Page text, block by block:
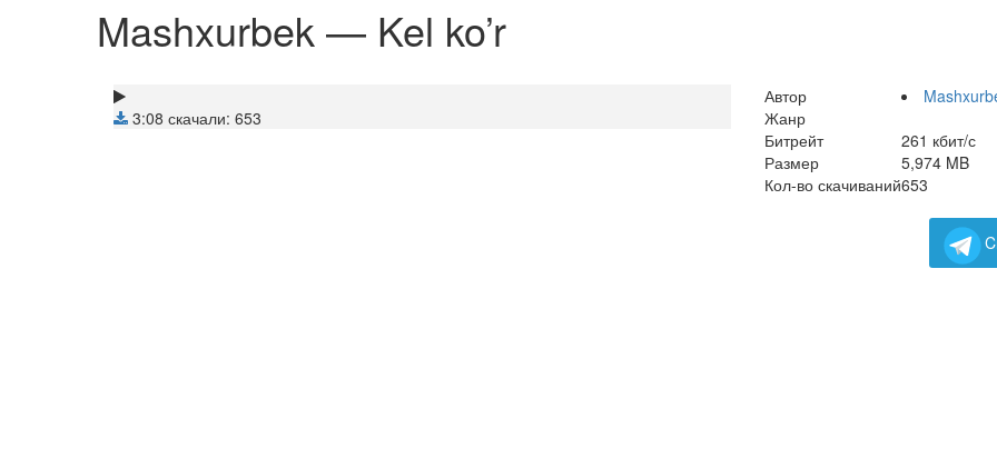
Mashxurbek — Kel ko’r
3:08 скачали: 653
Автор
Жанр
Битрейт
261 кбит/с
Размер
5,974 MB
Кол-во скачиваний653